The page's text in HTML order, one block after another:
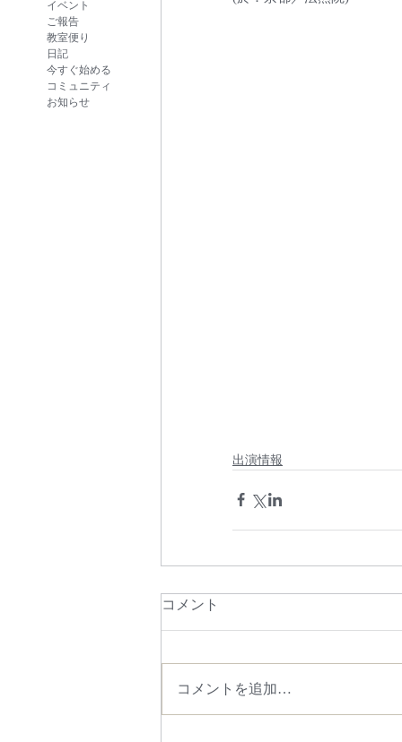
イベント
ご報告
教室便り
日記
今すぐ始める
コミュニティ
お知らせ
出演情報
コメント
コメントを追加…